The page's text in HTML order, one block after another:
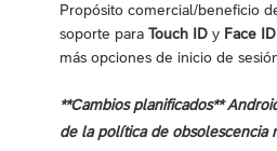
Propósito comercial/beneficio
soporte para Touch ID y Face ID
más opciones de inicio de
**Cambios planificados**
de la política de obsolescencia